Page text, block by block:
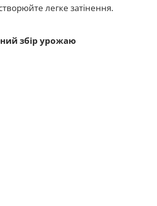
легке затінення.
збір урожаю